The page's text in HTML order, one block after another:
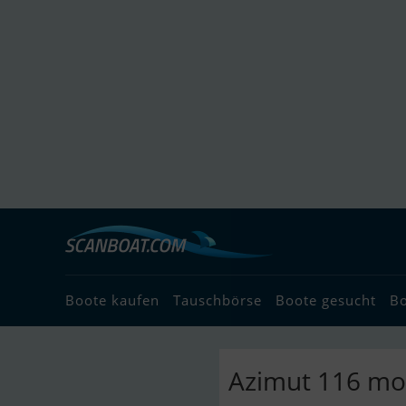
Boote kaufen Tauschbörse Boote gesucht
Azimut 116